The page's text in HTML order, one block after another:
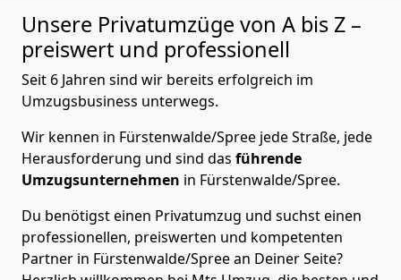
Unsere Privatumzüge von A bis Z –
preiswert und professionell
Seit 6 Jahren sind wir bereits erfolgreich im
Umzugsbusiness unterwegs.
Wir kennen in Fürstenwalde/Spree jede Straße, jede
Herausforderung und sind das führende
Umzugsunternehmen in Fürstenwalde/Spree.
Du benötigst einen Privatumzug und suchst einen
professionellen, preiswerten und kompetenten
Partner in Fürstenwalde/Spree an Deiner Seite?